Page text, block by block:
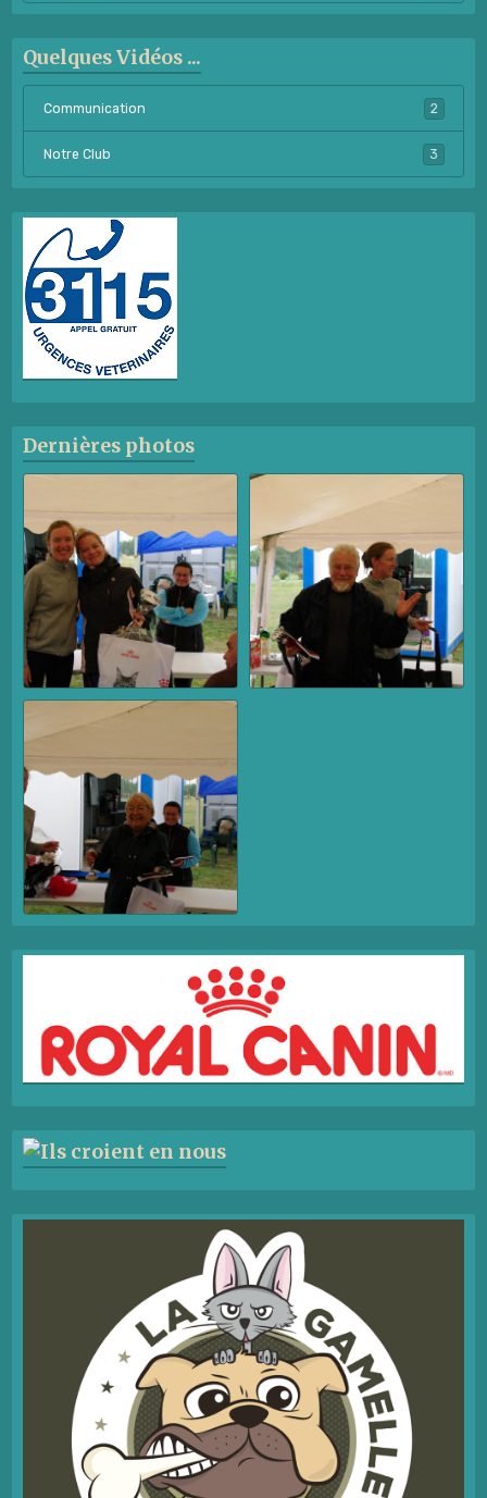
Quelques Vidéos ...
Communication 2
Notre Club 3
Dernières photos